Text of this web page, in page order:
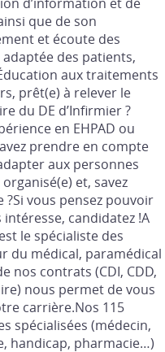
que de son
et écoute des
des patients,
aux traitements
prêt(e) à relever le
du DE d’Infirmier ?
en EHPAD ou
prendre en compte
aux personnes
et, savez
vous pensez pouvoir
candidatez !A
le spécialiste des
du médical, paramédical
nos contrats (CDI, CDD,
nous permet de vous
carrière.Nos 115
spécialisées (médecin,
handicap, pharmacie…)